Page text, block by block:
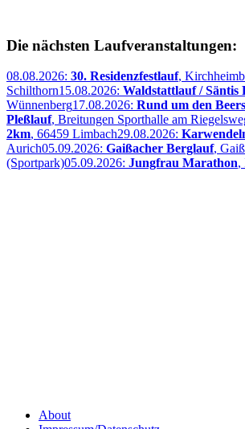
Die nächsten Laufveranstaltungen:
08.08.2026: 30. Residenzfestlauf,
Schilthorn15.08.2026: Waldstattlauf / Säntis
Wünnenberg17.08.2026: Rund um den
Pleßlauf, Breitungen Sporthalle am
2km, 66459 Limbach29.08.2026:
Aurich05.09.2026: Gaißacher Berglauf,
(Sportpark)05.09.2026: Jungfrau Marathon,
About